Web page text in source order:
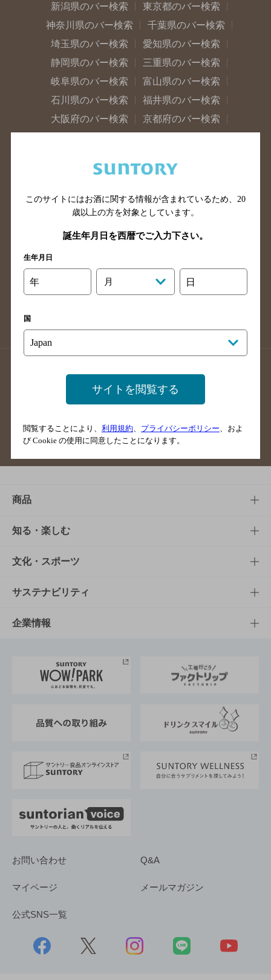
新潟県のバー検索
東京都のバー検索
神奈川県のバー検索
千葉県のバー検索
埼玉県のバー検索
愛知県のバー検索
静岡県のバー検索
三重県のバー検索
岐阜県のバー検索
富山県のバー検索
石川県のバー検索
福井県のバー検索
大阪府のバー検索
京都府のバー検索
広島県のバー検索
岡山県のバー検索
山口県のバー検索
鳥取県のバー検索
島根県のバー検索
徳島県のバー検索
香川県のバー検索
愛媛県のバー検索
長崎県のバー検索
佐賀県のバー検索
大分県のバー検索
熊本県のバー検索
掲載店舗様ログイン
サイトマップ ご意見・ご感想
商品
商品TOP
商品一覧
商品発売情報
栄養成分一覧
知る・楽しむ
知る・楽しむTOP
キャンペーン
工場見学
地域情報
文化・スポーツ
文化・スポーツTOP
サントリーホール
サントリーサンバーズ大阪
サステナビリティ
サステナビリティTOP
サントリーが考えるサステナビリティ経営
企業情報
企業概要
採用情報
お問い合わせ Q&A
マイページ メールマガジン
公式SNS一覧
このサイトにはお酒に関する情報が含まれているため、 20
歳以上の方を対象としています。
誕生年月日を西暦でご入力下さい。
生年月日
年 月 日
国
サイトを閲覧する
閲覧することにより、 利用規約、 プライバシーポリシー、およ
び Cookie の使用に同意したことになります。